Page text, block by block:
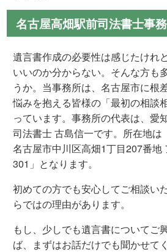
名古屋高畑駅前司法書士事
遺言書作成の必要性は感じたけれ
いいのか分からない。そんな方も
うか。当事務所は、名古屋市に根
悩みを抱える皆様の「最初の相談
っています。事務所の代表は、愛
司法書士 古島信一です。所在地は
名古屋市中川区高畑1丁目207番地
301」となります。
初めての方でも安心してご相談い
らではの理由があります。
もし、少しでも遺言書についてご
ば、まずはお話だけでも聞かせて